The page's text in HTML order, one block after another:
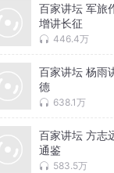
百家讲坛 军旅
增讲长征
446.4万
百家讲坛 杨雨
德
638.1万
百家讲坛 方志
通鉴
583.5万